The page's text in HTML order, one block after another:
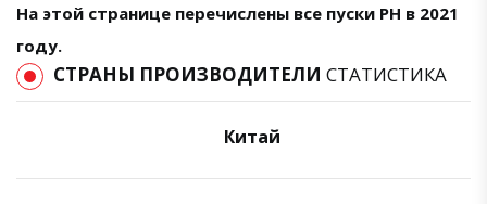
На этой странице перечислены все пуски РН в 2021
году.
СТРАНЫ ПРОИЗВОДИТЕЛИ СТАТИСТИКА
Китай